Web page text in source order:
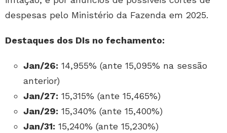
despesas pelo Ministério da Fazenda em 2025.
Destaques dos DIs no fechamento:
Jan/26: 14,955% (ante 15,095% na sessão
anterior)
Jan/27: 15,315% (ante 15,465%)
Jan/29: 15,340% (ante 15,400%)
Jan/31: 15,240% (ante 15,230%)